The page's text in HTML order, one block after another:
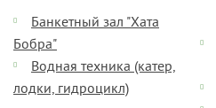
Банкетный зал "Хата
Бобра"
Водная техника (катер,
лодки, гидроцикл)